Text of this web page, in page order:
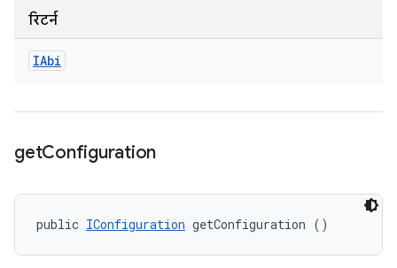
रिटर्न
IAbi
getConfiguration
public IConfiguration getConfiguration ()